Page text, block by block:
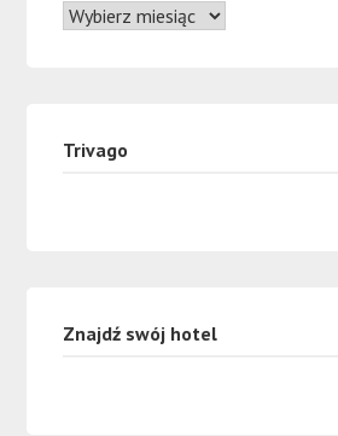
Trivago
Znajdź swój hotel